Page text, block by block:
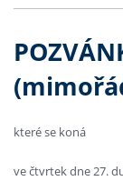
které se koná
ve čtvrtek dne 27.